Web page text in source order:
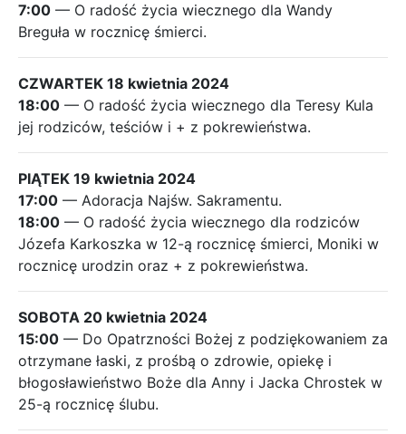
7:00 — O radość życia wiecznego dla Wandy
Breguła w rocznicę śmierci.
CZWARTEK 18 kwietnia 2024
18:00 — O radość życia wiecznego dla Teresy Kula
jej rodziców, teściów i + z pokrewieństwa.
PIĄTEK 19 kwietnia 2024
17:00 — Adoracja Najśw. Sakramentu.
18:00 — O radość życia wiecznego dla rodziców
Józefa Karkoszka w 12-ą rocznicę śmierci, Moniki w
rocznicę urodzin oraz + z pokrewieństwa.
SOBOTA 20 kwietnia 2024
15:00 — Do Opatrzności Bożej z podziękowaniem za
otrzymane łaski, z prośbą o zdrowie, opiekę i
błogosławieństwo Boże dla Anny i Jacka Chrostek w
25-ą rocznicę ślubu.